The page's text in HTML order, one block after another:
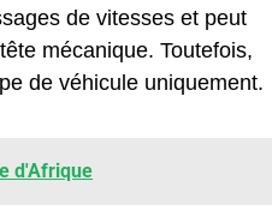
de vitesses et peut
mécanique. Toutefois,
de véhicule uniquement.
d'Afrique